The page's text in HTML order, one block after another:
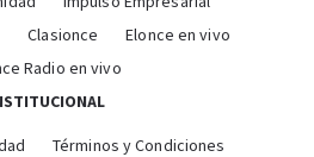
Clasionce
Elonce en vivo
Radio en vivo
Términos y Condiciones